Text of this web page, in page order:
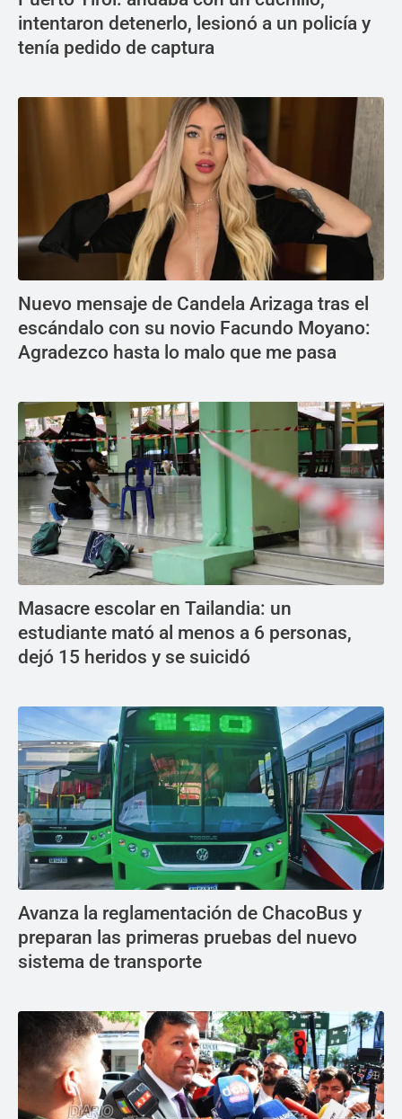
intentaron detenerlo, lesionó a un policía y
tenía pedido de captura
Nuevo mensaje de Candela Arizaga tras el
escándalo con su novio Facundo Moyano:
Agradezco hasta lo malo que me pasa
Masacre escolar en Tailandia: un
estudiante mató al menos a 6 personas,
dejó 15 heridos y se suicidó
Avanza la reglamentación de ChacoBus y
preparan las primeras pruebas del nuevo
sistema de transporte